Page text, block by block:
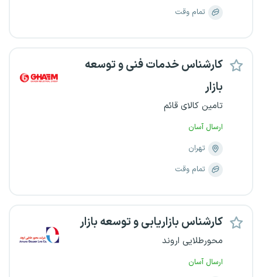
تمام وقت
کارشناس خدمات فنی و توسعه
بازار
تامین کالای قائم
ارسال آسان
تهران
تمام وقت
کارشناس بازاریابی و توسعه بازار
محورطلایی اروند
ارسال آسان